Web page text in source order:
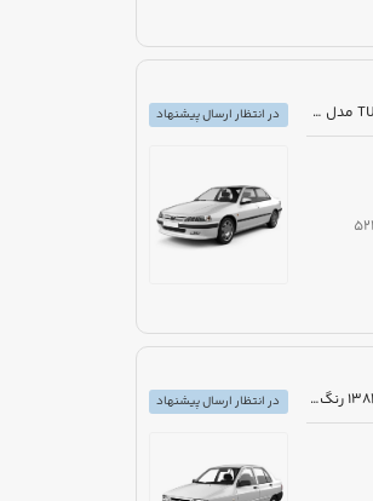
مزایده دولتی خودرو پژو پارس TU5 مدل 1399 رنگ سفید
در انتظار ارسال پیشنهاد
مزایده دولتی خودرو پراید مدل 1384 رنگ سفید
در انتظار ارسال پیشنهاد